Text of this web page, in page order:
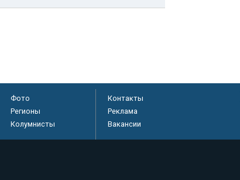
Фото
Регионы
Колумнисты
Контакты
Реклама
Вакансии